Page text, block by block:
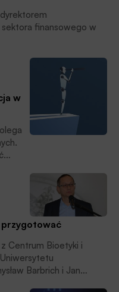
finansowego w
w
być
Centrum Bioetyki i
Barbrich i Jan